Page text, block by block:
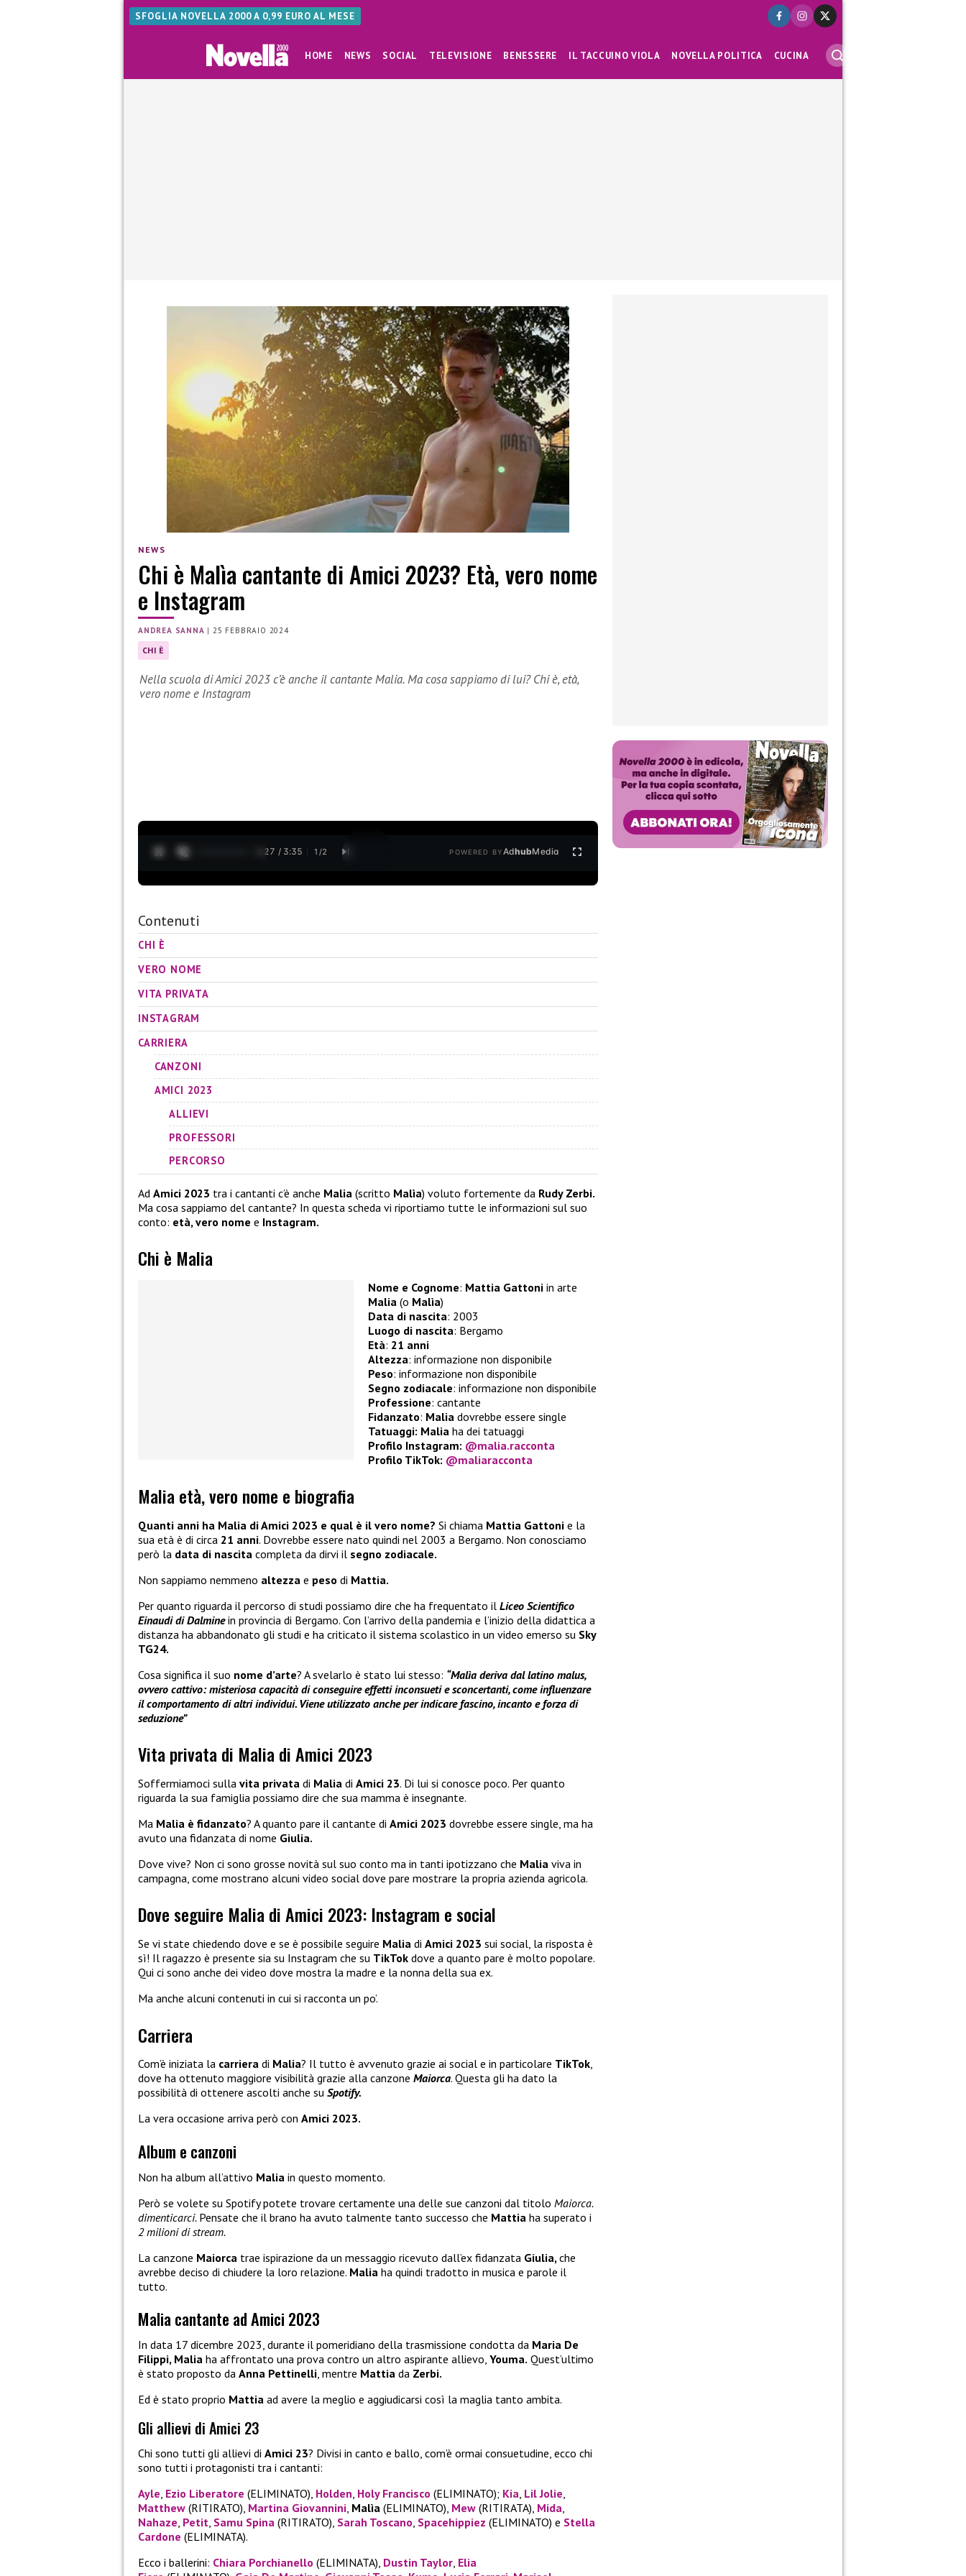
SFOGLIA NOVELLA 2000 A 0,99 EURO AL MESE
HOME NEWS SOCIAL TELEVISIONE BENESSERE IL TACCUINO VIOLA NOVELLA POLITICA CUCINA
NEWS
Chi è Malìa cantante di Amici 2023? Età, vero nome
e Instagram
ANDREA SANNA |25 FEBBRAIO 2024
CHI È
Nella scuola di Amici 2023 c’è anche il cantante Malia. Ma cosa sappiamo di lui? Chi è, età,
vero nome e Instagram
0:28 / 3:35 1 /2 POWERED BYAdhubMedia
Contenuti
CHI È
VERO NOME
VITA PRIVATA
INSTAGRAM
CARRIERA
CANZONI
AMICI 2023
ALLIEVI
PROFESSORI
PERCORSO
Ad Amici 2023 tra i cantanti c’è anche Malia (scritto Malìa) voluto fortemente da Rudy Zerbi.
Ma cosa sappiamo del cantante? In questa scheda vi riportiamo tutte le informazioni sul suo
conto: età, vero nome e Instagram.
Chi è Malia
Nome e Cognome: Mattia Gattoni in arte
Malia (o Malìa)
Data di nascita: 2003
Luogo di nascita: Bergamo
Età: 21 anni
Altezza: informazione non disponibile
Peso: informazione non disponibile
Segno zodiacale: informazione non disponibile
Professione: cantante
Fidanzato: Malia dovrebbe essere single
Tatuaggi: Malia ha dei tatuaggi
Profilo Instagram: @malia.racconta
Profilo TikTok: @maliaracconta
Malia età, vero nome e biografia
Quanti anni ha Malia di Amici 2023 e qual è il vero nome? Si chiama Mattia Gattoni e la
sua età è di circa 21 anni. Dovrebbe essere nato quindi nel 2003 a Bergamo. Non conosciamo
però la data di nascita completa da dirvi il segno zodiacale.
Non sappiamo nemmeno altezza e peso di Mattia.
Per quanto riguarda il percorso di studi possiamo dire che ha frequentato il Liceo Scientifico
Einaudi di Dalminein provincia di Bergamo. Con l’arrivo della pandemia e l’inizio della didattica a
distanza ha abbandonato gli studi e ha criticato il sistema scolastico in un video emerso su Sky
TG24.
Cosa significa il suo nome d’arte? A svelarlo è stato lui stesso: “Malìa deriva dal latino malus,
ovvero cattivo: misteriosa capacità di conseguire effetti inconsueti e sconcertanti, come influenzare
il comportamento di altri individui. Viene utilizzato anche per indicare fascino, incanto e forza di
seduzione”
Vita privata di Malia di Amici 2023
Soffermiamoci sulla vita privata di Malia di Amici 23. Di lui si conosce poco. Per quanto
riguarda la sua famiglia possiamo dire che sua mamma è insegnante.
Ma Malia è fidanzato? A quanto pare il cantante di Amici 2023 dovrebbe essere single, ma ha
avuto una fidanzata di nome Giulia.
Dove vive? Non ci sono grosse novità sul suo conto ma in tanti ipotizzano che Malia viva in
campagna, come mostrano alcuni video social dove pare mostrare la propria azienda agricola.
Dove seguire Malia di Amici 2023: Instagram e social
Se vi state chiedendo dove e se è possibile seguire Malia di Amici 2023 sui social, la risposta è
sì! Il ragazzo è presente sia su Instagram che su TikTok dove a quanto pare è molto popolare.
Qui ci sono anche dei video dove mostra la madre e la nonna della sua ex.
Ma anche alcuni contenuti in cui si racconta un po’.
Carriera
Com’è iniziata la carriera di Malia? Il tutto è avvenuto grazie ai social e in particolare TikTok,
dove ha ottenuto maggiore visibilità grazie alla canzone Maiorca. Questa gli ha dato la
possibilità di ottenere ascolti anche su Spotify.
La vera occasione arriva però con Amici 2023.
Album e canzoni
Non ha album all’attivo Malia in questo momento.
Però se volete su Spotify potete trovare certamente una delle sue canzoni dal titolo Maiorca.
dimenticarci. Pensate che il brano ha avuto talmente tanto successo che Mattia ha superato i
2 milioni di stream.
La canzone Maiorca trae ispirazione da un messaggio ricevuto dall’ex fidanzata Giulia, che
avrebbe deciso di chiudere la loro relazione. Malia ha quindi tradotto in musica e parole il
tutto.
Malia cantante ad Amici 2023
In data 17 dicembre 2023, durante il pomeridiano della trasmissione condotta da Maria De
Filippi, Malia ha affrontato una prova contro un altro aspirante allievo, Youma. Quest’ultimo
è stato proposto da Anna Pettinelli , mentre Mattia da Zerbi.
Ed è stato proprio Mattia ad avere la meglio e aggiudicarsi così la maglia tanto ambita.
Gli allievi di Amici 23
Chi sono tutti gli allievi di Amici 23? Divisi in canto e ballo, com’è ormai consuetudine, ecco chi
sono tutti i protagonisti tra i cantanti:
Ayle Ezio Liberatore (ELIMINATO), Holden Holy Francisco (ELIMINATO); Kia Lil Jolie
Matthew (RITIRATO), Martina Giovannini Malìa (ELIMINATO), Mew (RITIRATA), Mida
Nahaze Petit Samu Spina (RITIRATO), Sarah Toscano Spacehippiez (ELIMINATO) e Stella
Cardone (ELIMINATA).
Ecco i ballerini: Chiara Porchianello (ELIMINATA), Dustin Taylor Elia